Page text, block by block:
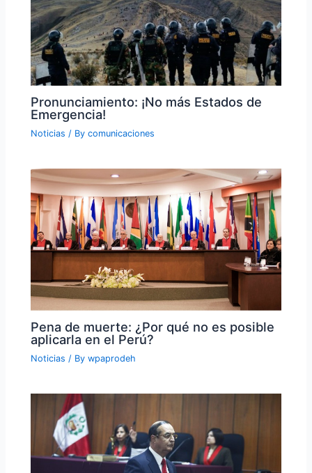
Pronunciamiento: ¡No más Estados de
Emergencia!
Noticias / Bycomunicaciones
Pena de muerte: ¿Por qué no es posible
aplicarla en el Perú?
Noticias / Bywpaprodeh